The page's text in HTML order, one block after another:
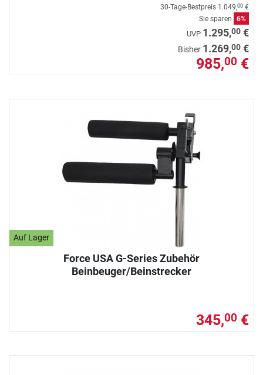
30-Tage-Bestpreis 1.049,00 €
Sie sparen
6%
UVP 1.295,00 €
Bisher 1.269,00 €
985,00 €
Auf Lager
Force USA G-Series Zubehör
Beinbeuger/Beinstrecker
345,00 €